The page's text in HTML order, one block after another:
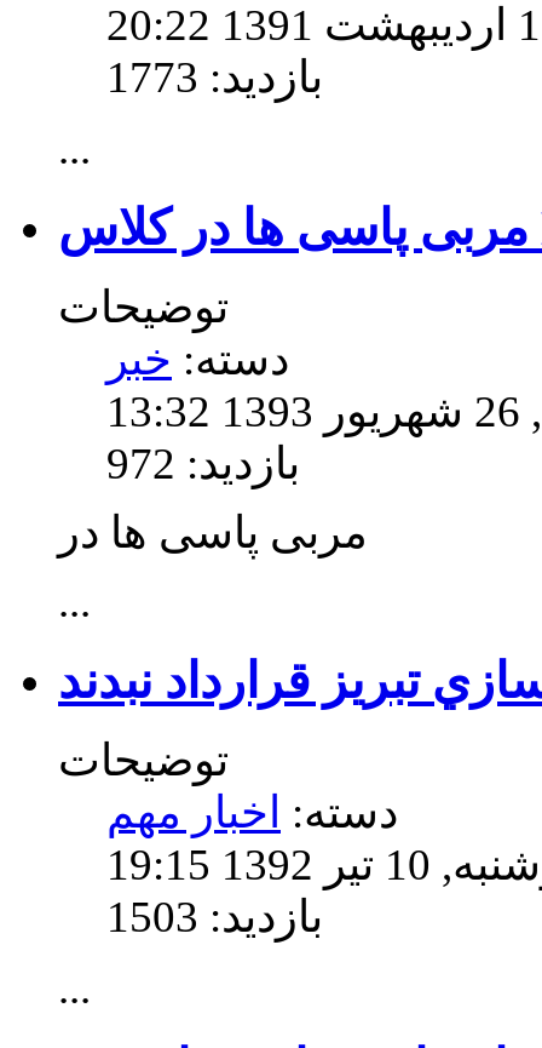
بازدید: 1773
...
توضیحات
دسته: خبر
بازدید: 972
مربی پاسی ها در
...
تبريز قرارداد نبدند
توضیحات
دسته: اخبار مهم
19:15
بازدید: 1503
...